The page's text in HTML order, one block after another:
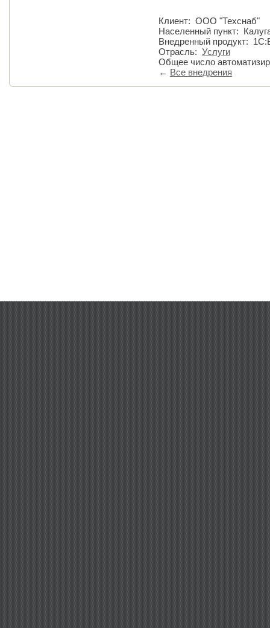
Клиент: ООО "Техснаб"
Населенный пункт:
Внедренный продукт:
Отрасль: Услуги
Общее число
← Все внедрения